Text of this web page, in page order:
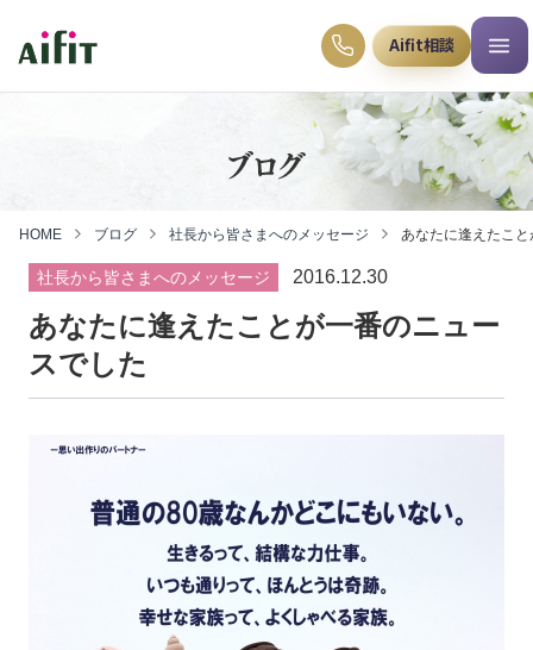
Aifit相談
ブログ
HOME ブログ 社長から皆さまへのメッセージ あなたに逢えたこ
社長から皆さまへのメッセージ 2016.12.30
あなたに逢えたことが一番のニュー
スでした